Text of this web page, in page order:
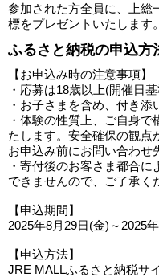
参加された方全員に、上総
標をプレゼントいたします。
ふるさと納税の申込方
【お申込み時の注意事項】
・応募は18歳以上(開催日
・お子さまを含め、付き添
・体験の性質上、ご自身
たします。安全確保の観点
お申込み前にお問い合わせ
・寄付後のお客さま都合
できませんので、ご了承く
【申込期間】
2025年8月29日(金)～2025
【申込方法】
JRE MALLふるさと納税サ